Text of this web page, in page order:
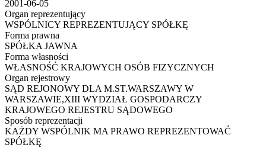
2001-06-05
Organ reprezentujący
WSPÓLNICY REPREZENTUJĄCY SPÓŁKĘ
Forma prawna
SPÓŁKA JAWNA
Forma własności
WŁASNOŚĆ KRAJOWYCH OSÓB FIZYCZNYCH
Organ rejestrowy
SĄD REJONOWY DLA M.ST.WARSZAWY W
WARSZAWIE,XIII WYDZIAŁ GOSPODARCZY
KRAJOWEGO REJESTRU SĄDOWEGO
Sposób reprezentacji
KAŻDY WSPÓLNIK MA PRAWO REPREZENTOWAĆ
SPÓŁKĘ